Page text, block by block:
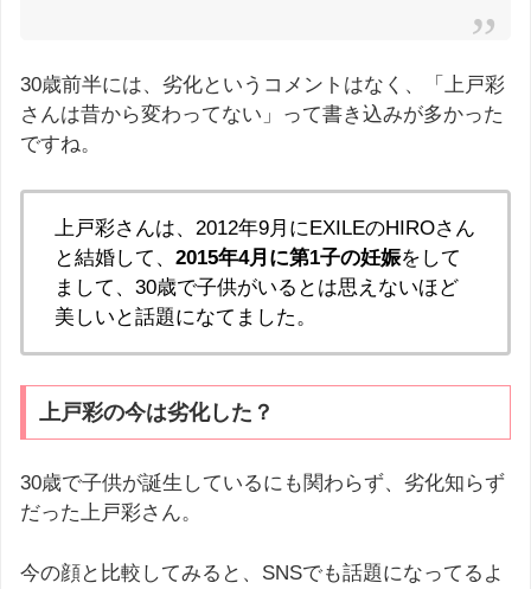
30歳前半には、劣化というコメントはなく、「上戸彩
さんは昔から変わってない」って書き込みが多かった
ですね。
上戸彩さんは、2012年9月にEXILEのHIROさん
と結婚して、 2015年4月に第1子の妊娠をして
まして、30歳で子供がいるとは思えないほど
美しいと話題になてました。
上戸彩の今は劣化した？
30歳で子供が誕生しているにも関わらず、劣化知らず
だった上戸彩さん。
今の顔と比較してみると、SNSでも話題になってるよ